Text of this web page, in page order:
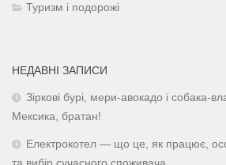
Туризм і подорожі
НЕДАВНІ ЗАПИСИ
Зіркові бурі, мери-авокадо і собака-
Мексика, братан!
Електрокотел — що це, як працює,